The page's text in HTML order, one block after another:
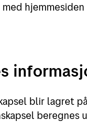
blir lagret
beregnes